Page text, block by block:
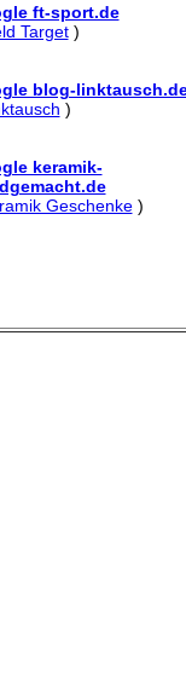
ft-sport.de
Target)
blog-
)
keramik-
Geschenke)